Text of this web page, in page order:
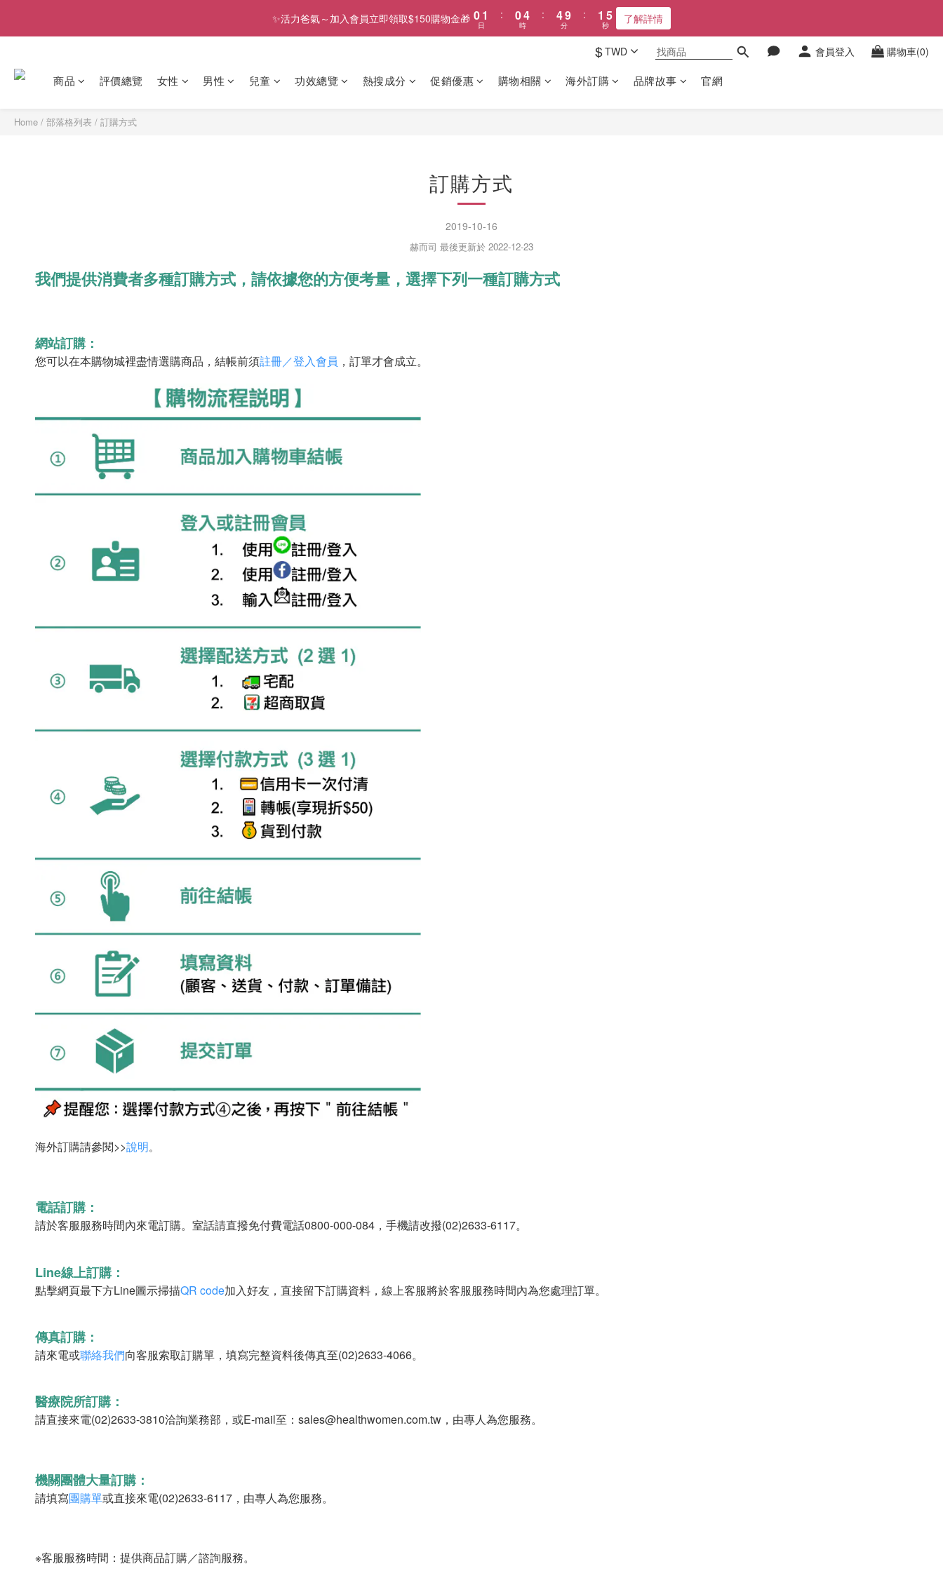
✨活力爸氣～加入會員立即領取$150購物金🎁 01
0
日
:
04
3
0
時
:
4
3
9
8
5
分
:
1
0
5
4
3
1
秒 了解詳情
$TWD 會員登入 購物車(0)
商品 評價總覽 女性 男性 兒童 功效總覽 熱搜成分 促銷優惠 購物相關 海外訂購 品牌故事 官網
Home / 部落格列表 / 訂購方式
訂購方式
2019-10-16
赫而司 最後更新於 2022-12-23
我們提供消費者多種訂購方式，請依據您的方便考量，選擇下列一種訂購方式
網站訂購：
您可以在本購物城裡盡情選購商品，結帳前須註冊／登入會員 ，訂單才會成立。
海外訂購請參閱>>說明。
電話訂購：
請於客服服務時間內來電訂購。室話請直撥免付費電話0800-000-084，手機請改撥(02)2633-6117。
Line線上訂購：
點擊網頁最下方Line圖示掃描QR code加入好友，直接留下訂購資料，線上客服將於客服服務時間內為您處理訂單。
傳真訂購：
請來電或聯絡我們向客服索取訂購單，填寫完整資料後傳真至(02)2633-4066。
醫療院所訂購：
請直接來電(02)2633-3810洽詢業務部，或E-mail至：sales@healthwomen.com.tw，由專人為您服務。
機關團體大量訂購：
請填寫團購單或直接來電(02)2633-6117，由專人為您服務。
※客服服務時間：提供商品訂購／諮詢服務。